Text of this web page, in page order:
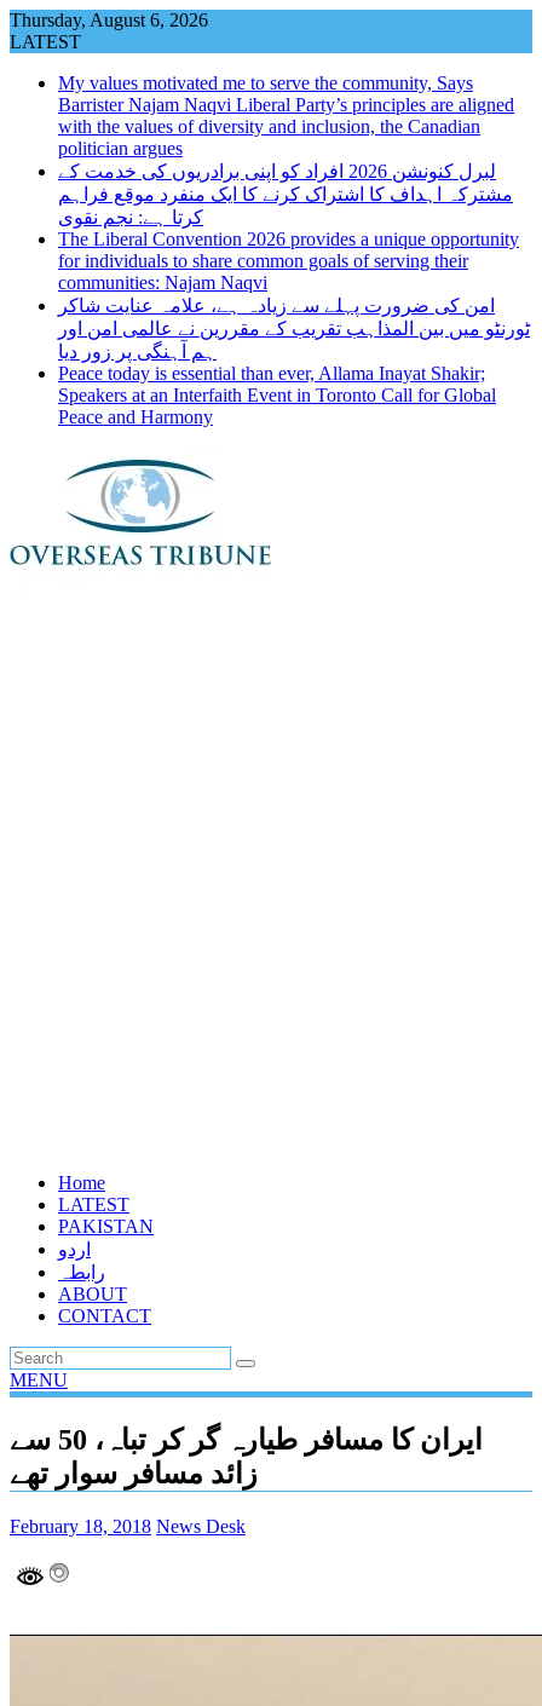
Skip
to
Thursday, August 6, 2026
LATEST
My values motivated me to serve the community, Says
Barrister Najam Naqvi Liberal Party’s principles are aligned
with the values of diversity and inclusion, the Canadian
politician argues
لبرل کنونشن 2026 افراد کو اپنی برادریوں کی خدمت کے
مشترکہ اہداف کا اشتراک کرنے کا ایک منفرد موقع فراہم
کرتا ہے: نجم نقوی
The Liberal Convention 2026 provides a unique opportunity
for individuals to share common goals of serving their
communities: Najam Naqvi
امن کی ضرورت پہلے سے زیادہ ہے، علامہ عنایت شاکر
ٹورنٹو میں بین المذاہب تقریب کے مقررین نے عالمی امن اور
ہم آہنگی پر زور دیا
Peace today is essential than ever, Allama Inayat Shakir;
Speakers at an Interfaith Event in Toronto Call for Global
Peace and Harmony
Home
LATEST
PAKISTAN
اردو
رابطہ
ABOUT
CONTACT
MENU
ایران کا مسافر طیارہ گر کر تباہ، 50 سے
زائد مسافر سوار تھے
February 18, 2018 News Desk